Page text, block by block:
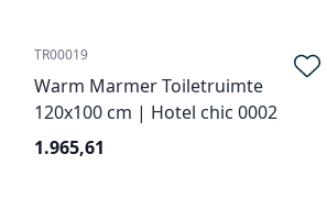
TR00019
Warm Marmer Toiletruimte
120x100 cm | Hotel chic 0002
1.965,61